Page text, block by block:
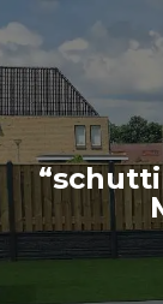
naar
de
inhoud